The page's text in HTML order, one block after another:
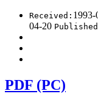
Received: 1993-
04-20
PDF (PC)